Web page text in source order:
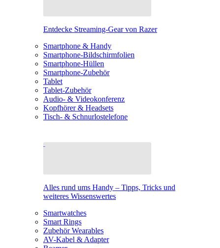
Entdecke Streaming-Gear von Razer
Smartphone & Handy
Smartphone-Bildschirmfolien
Smartphone-Hüllen
Smartphone-Zubehör
Tablet
Tablet-Zubehör
Audio- & Videokonferenz
Kopfhörer & Headsets
Tisch- & Schnurlostelefone
Alles rund ums Handy – Tipps, Tricks und
weiteres Wissenswertes
Smartwatches
Smart Rings
Zubehör Wearables
AV-Kabel & Adapter